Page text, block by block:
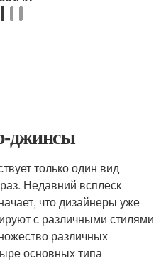
джинсы
только один вид
Недавний всплеск
что дизайнеры уже
с различными стилями
различных
основных типа